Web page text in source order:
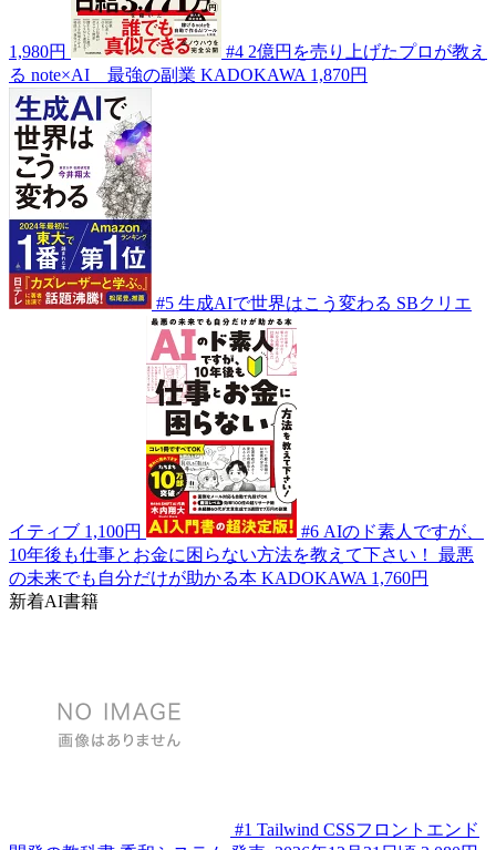
1,980円 #4 2億円を売り上げたプロが教え
る note×AI 最強の副業 KADOKAWA 1,870円
#5 生成AIで世界はこう変わる SBクリエ
イティブ 1,100円 #6 AIのド素人ですが、
10年後も仕事とお金に困らない方法を教えて下さい！ 最悪
の未来でも自分だけが助かる本 KADOKAWA 1,760円
新着AI書籍
#1 Tailwind CSSフロントエンド